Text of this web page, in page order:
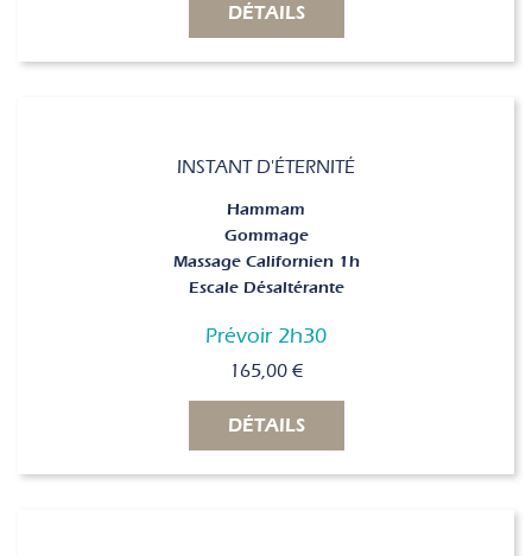
DÉTAILS
INSTANT D'ÉTERNITÉ
Hammam
Gommage
Massage Californien 1h
Escale Désaltérante
Prévoir 2h30
165,00 €
DÉTAILS